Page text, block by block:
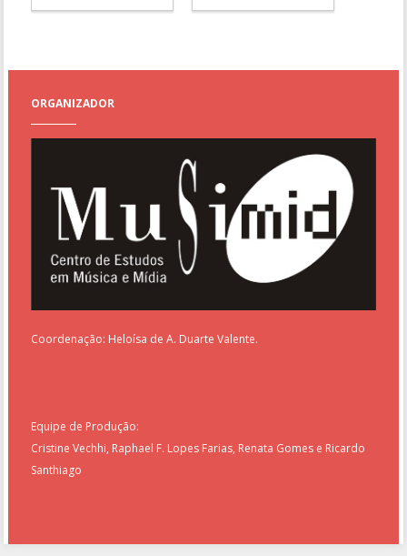
ORGANIZADOR
Coordenação: Heloísa de A. Duarte Valente.
Equipe de Produção:
Cristine Vechhi, Raphael F. Lopes Farias, Renata Gomes e Ricardo
Santhiago